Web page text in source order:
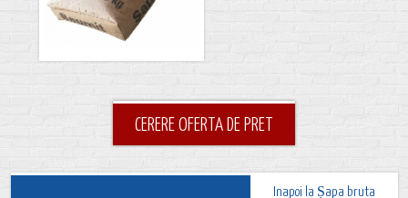
CERERE OFERTA DE PRET
Inapoi la Șapa bruta